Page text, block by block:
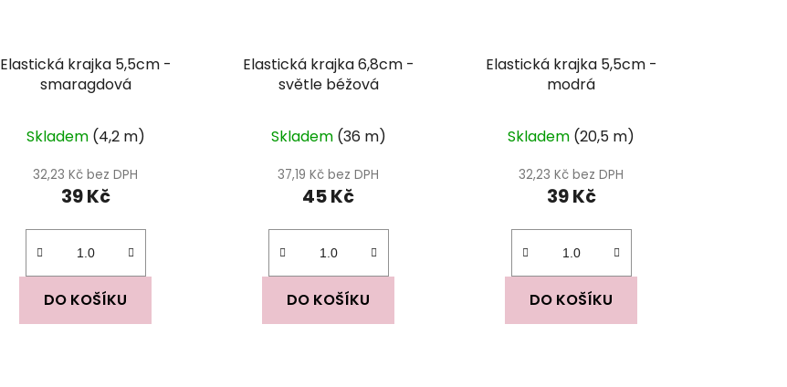
Elastická krajka 5,5cm -
smaragdová
Skladem (4,2 m)
32,23 Kč bez DPH
39 Kč
DO KOŠÍKU
Elastická krajka 6,8cm -
světle béžová
Skladem (36 m)
37,19 Kč bez DPH
45 Kč
DO KOŠÍKU
Elastická krajka 5,5cm -
modrá
Skladem (20,5 m)
32,23 Kč bez DPH
39 Kč
DO KOŠÍKU